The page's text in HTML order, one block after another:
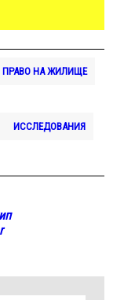
НА ЖИЛИЩЕ
ИССЛЕДОВАНИЯ